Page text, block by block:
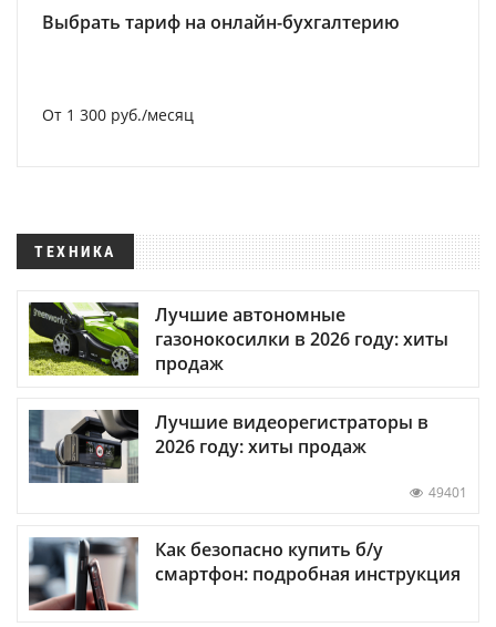
Выбрать тариф на онлайн-бухгалтерию
От 1 300 руб./месяц
ТЕХНИКА
Лучшие автономные
газонокосилки в 2026 году: хиты
продаж
Лучшие видеорегистраторы в
2026 году: хиты продаж
49401
Как безопасно купить б/у
смартфон: подробная инструкция